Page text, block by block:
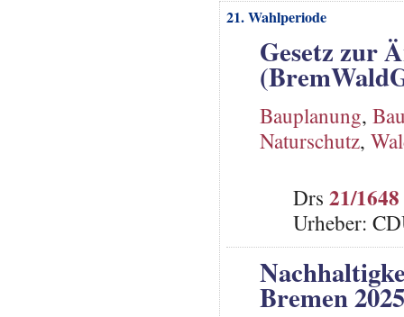
21. Wahlperiode
Gesetz zur
Bauplanung,
Naturschutz,
Drs 21/1648
Urheber:
Bremen 2025